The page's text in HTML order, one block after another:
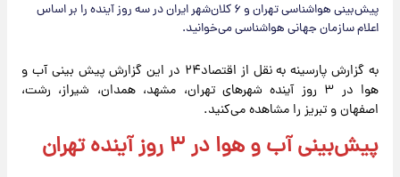
پیش‌بینی هواشناسی تهران و ۶ کلان‌شهر ایران در سه روز آینده را بر اساس
اعلام سازمان جهانی هواشناسی می‌خوانید.
به گزارش پارسینه به نقل از اقتصاد۲۴ در این گزارش پیش بینی آب و
هوا در ۳ روز آینده شهرهای تهران، مشهد، همدان، شیراز، رشت،
اصفهان و تبریز را مشاهده می‌کنید.
پیش‌بینی آب و هوا در ۳ روز آینده تهران